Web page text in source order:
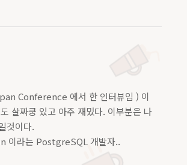
Conference 에서 한 인터뷰임 ) 이
살짜쿵 있고 아주 재밌다. 이부분은 나
것이다.
라는 PostgreSQL 개발자..